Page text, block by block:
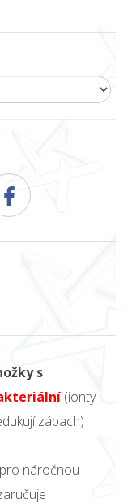
s
(ionty
zápach)
náročnou